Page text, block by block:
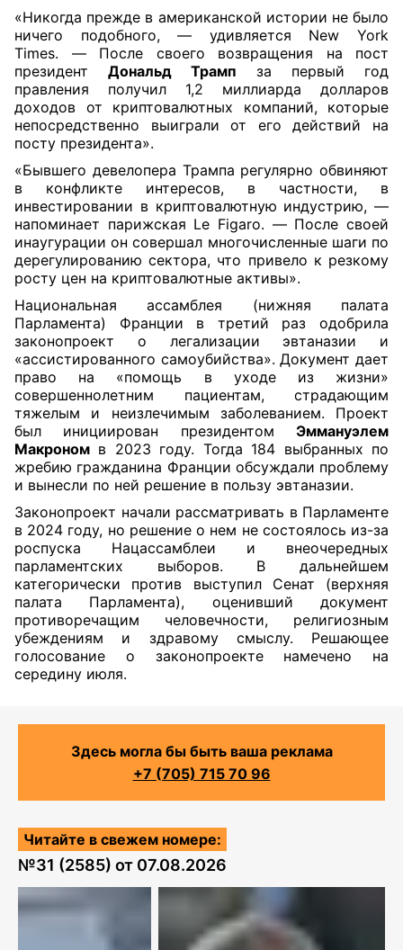
«Никогда прежде в американской истории не было
ничего подобного, — удивляется New York
Times. — После своего возвращения на пост
президент Дональд Трамп за первый год
правления получил 1,2 миллиарда долларов
доходов от криптовалютных компаний, которые
непосредственно выиграли от его действий на
посту президента».
«Бывшего девелопера Трампа регулярно обвиняют
в конфликте интересов, в частности, в
инвестировании в криптовалютную индустрию, —
напоминает парижская Le Figaro. — После своей
инаугурации он совершал многочисленные шаги по
дерегулированию сектора, что привело к резкому
росту цен на криптовалютные активы».
Национальная ассамблея (нижняя палата
Парламента) Франции в третий раз одобрила
законопроект о легализации эвтаназии и
«ассистированного самоубийства». Документ дает
право на «помощь в уходе из жизни»
совершеннолетним пациентам, страдающим
тяжелым и неизлечимым заболеванием. Проект
был инициирован президентом Эммануэлем
Макроном в 2023 году. Тогда 184 выбранных по
жребию гражданина Франции обсуждали проблему
и вынесли по ней решение в пользу эвтаназии.
Законопроект начали рассматривать в Парламенте
в 2024 году, но решение о нем не состоялось из-за
роспуска Нацассамблеи и внеочередных
парламентских выборов. В дальнейшем
категорически против выступил Сенат (верхняя
палата Парламента), оценивший документ
противоречащим человечности, религиозным
убеждениям и здравому смыслу. Решающее
голосование о законопроекте намечено на
середину июля.
Здесь могла бы быть ваша реклама
+7 (705) 715 70 96
Читайте в свежем номере:
№31 (2585) от 07.08.2026